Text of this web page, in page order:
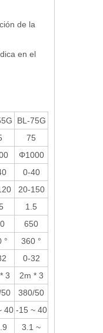
de la
en el
BL-75G
75
Φ1000
0-40
20-150
1.5
650
°
360 °
0-32
3
2m * 3
380/50
40 -15 ~ 40
3.1 ~